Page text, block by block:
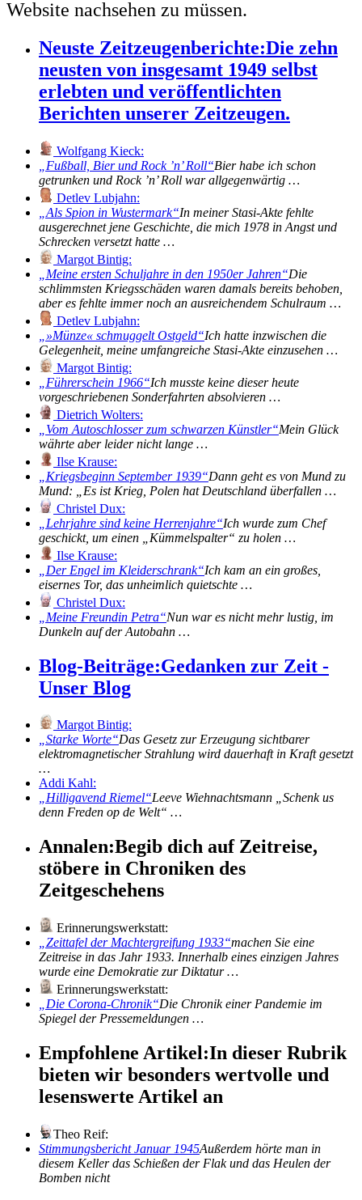
Website nachsehen zu müssen.
Neuste Zeitzeugenberichte:Die zehn
neusten von insgesamt 1949 selbst
erlebten und veröffentlichten
Berichten unserer Zeitzeugen.
Wolfgang Kieck:
Fußball, Bier und Rock ’n’ Roll Bier habe ich schon
getrunken und Rock ’n’ Roll war allgegenwärtig …
Detlev Lubjahn:
Als Spion in Wustermark In meiner Stasi-Akte fehlte
ausgerechnet jene Geschichte, die mich 1978 in Angst und
Schrecken versetzt hatte …
Margot Bintig:
Meine ersten Schuljahre in den 1950er Jahren Die
schlimmsten Kriegsschäden waren damals bereits behoben,
aber es fehlte immer noch an ausreichendem Schulraum …
Detlev Lubjahn:
»Münze« schmuggelt Ostgeld Ich hatte inzwischen die
Gelegenheit, meine umfangreiche Stasi-Akte einzusehen …
Margot Bintig:
Führerschein 1966 Ich musste keine dieser heute
vorgeschriebenen Sonderfahrten absolvieren …
Dietrich Wolters:
Vom Autoschlosser zum schwarzen Künstler Mein Glück
währte aber leider nicht lange …
Ilse Krause:
Kriegsbeginn September 1939 Dann geht es von Mund zu
Mund: „Es ist Krieg, Polen hat Deutschland überfallen …
Christel Dux:
Lehrjahre sind keine Herrenjahre Ich wurde zum Chef
geschickt, um einen „Kümmelspalter“ zu holen …
Ilse Krause:
Der Engel im Kleiderschrank Ich kam an ein großes,
eisernes Tor, das unheimlich quietschte …
Christel Dux:
Meine Freundin Petra Nun war es nicht mehr lustig, im
Dunkeln auf der Autobahn …
Blog-Beiträge:Gedanken zur Zeit -
Unser Blog
Margot Bintig:
Starke Worte Das Gesetz zur Erzeugung sichtbarer
elektromagnetischer Strahlung wird dauerhaft in Kraft gesetzt
…
Addi Kahl:
Hilligavend Riemel Leeve Wiehnachtsmann „Schenk us
denn Freden op de Welt“ …
Annalen:Begib dich auf Zeitreise,
stöbere in Chroniken des
Zeitgeschehens
Erinnerungswerkstatt:
Zeittafel der Machtergreifung 1933 machen Sie eine
Zeitreise in das Jahr 1933. Innerhalb eines einzigen Jahres
wurde eine Demokratie zur Diktatur …
Erinnerungswerkstatt:
Die Corona-Chronik Die Chronik einer Pandemie im
Spiegel der Pressemeldungen …
Empfohlene Artikel:In dieser Rubrik
bieten wir besonders wertvolle und
lesenswerte Artikel an
Theo Reif:
Stimmungsbericht Januar 1945Außerdem hörte man in
diesem Keller das Schießen der Flak und das Heulen der
Bomben nicht